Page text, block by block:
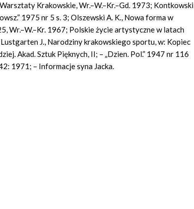
Krakowskie, Wr.–W.–Kr.–Gd. 1973; Kontkowski
1975 nr 5 s. 3; Olszewski A. K., Nowa forma w
Wr.–W.–Kr. 1967; Polskie życie artystyczne w latach
J., Narodziny krakowskiego sportu, w: Kopiec
Akad. Sztuk Pięknych, II; – „Dzien. Pol.” 1947 nr 116
1971; – Informacje syna Jacka.